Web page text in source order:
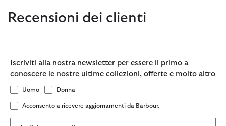
Recensioni dei clienti
Iscriviti alla nostra newsletter per essere il primo a
conoscere le nostre ultime collezioni, offerte e molto altro
Uomo Donna
Acconsento a ricevere aggiornamenti da Barbour.